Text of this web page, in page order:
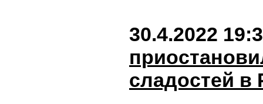
30.4.2022
сладостей в